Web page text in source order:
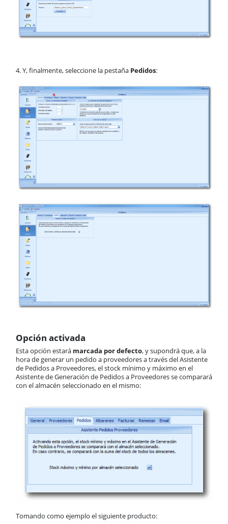
4. Y, finalmente, seleccione la pestaña Pedidos:
Opción activada
Esta opción estará marcada por defecto, y supondrá que, a la
hora de generar un pedido a proveedores a través del Asistente
de Pedidos a Proveedores, el stock mínimo y máximo en el
Asistente de Generación de Pedidos a Proveedores se comparará
con el almacén seleccionado en el mismo:
Tomando como ejemplo el siguiente producto: